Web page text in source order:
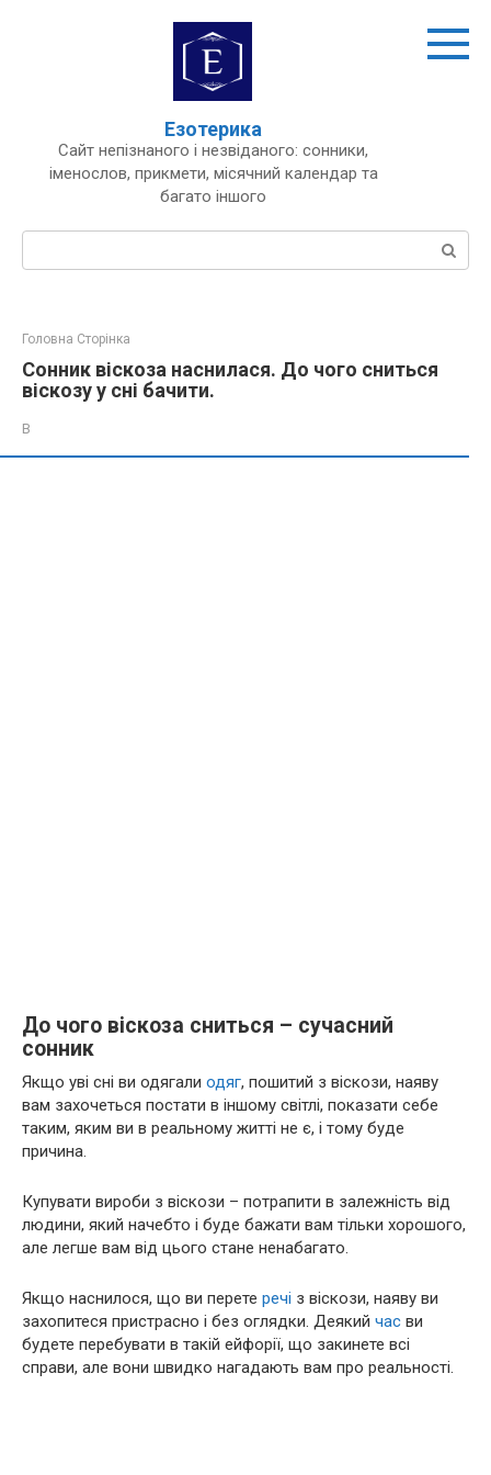
Езотерика
Сайт непізнаного і незвіданого: сонники,
іменослов, прикмети, місячний календар та
багато іншого
Пошук:
Головна Сторінка
Сонник віскоза наснилася. До чого сниться
віскозу у сні бачити.
В
До чого віскоза сниться – сучасний
сонник
Якщо уві сні ви одягали одяг, пошитий з віскози, наяву
вам захочеться постати в іншому світлі, показати себе
таким, яким ви в реальному житті не є, і тому буде
причина.
Купувати вироби з віскози – потрапити в залежність від
людини, який начебто і буде бажати вам тільки хорошого,
але легше вам від цього стане ненабагато.
Якщо наснилося, що ви перете речі з віскози, наяву ви
захопитеся пристрасно і без оглядки. Деякий час ви
будете перебувати в такій ейфорії, що закинете всі
справи, але вони швидко нагадають вам про реальності.